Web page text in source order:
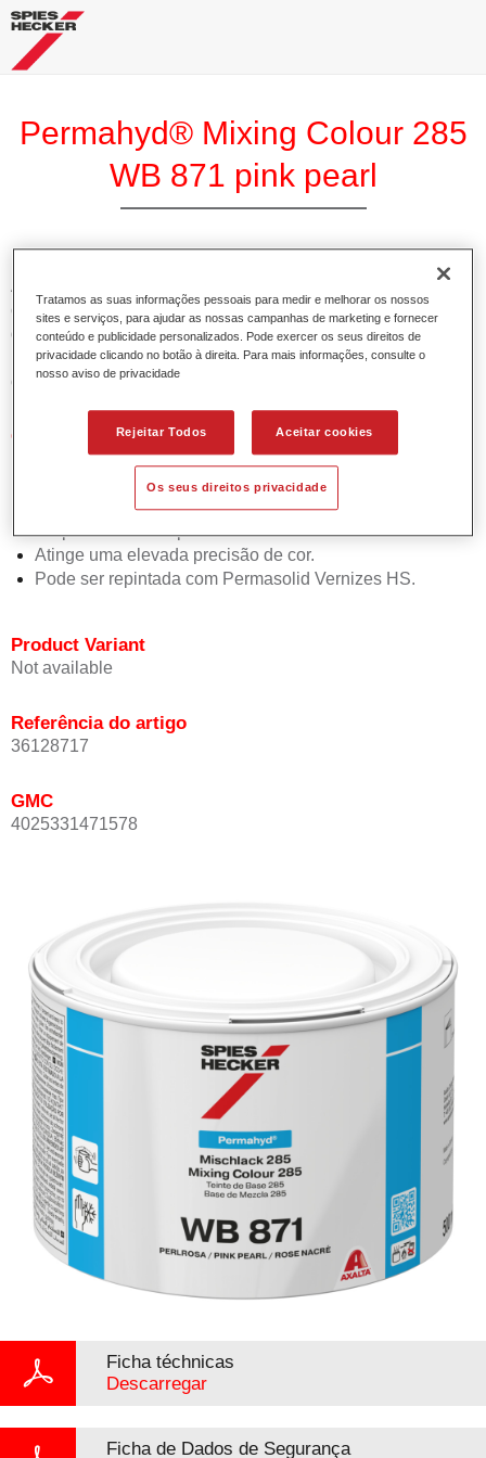
Permahyd® Mixing Colour 285
WB 871 pink pearl
A Base Permahyd 285 Perlado é adequada para utilização
com Permahyd Base Bicamada Nacarada 285, um sistema
de base bicamada aquosa de alta qualidade. Está baseada
numa tecnologia especial de dispersão de poliuretano para
cores sólidas e de efeitos.
Características do produto
Permite uma aplicação simples e rápida numa operação
de 1.5 demãos.
Oferece boa estabilidade vertical.
Proporciona boa opacidade.
Atinge uma elevada precisão de cor.
Pode ser repintada com Permasolid Vernizes HS.
Product Variant
Not available
Referência do artigo
36128717
GMC
4025331471578
Ficha téchnicas
Descarregar
Ficha de Dados de Segurança
Tratamos as suas informações pessoais para medir e melhorar os nossos
sites e serviços, para ajudar as nossas campanhas de marketing e fornecer
conteúdo e publicidade personalizados. Pode exercer os seus direitos de
privacidade clicando no botão à direita. Para mais informações, consulte o
nosso aviso de privacidade
Rejeitar Todos Aceitar cookies
Os seus direitos privacidade